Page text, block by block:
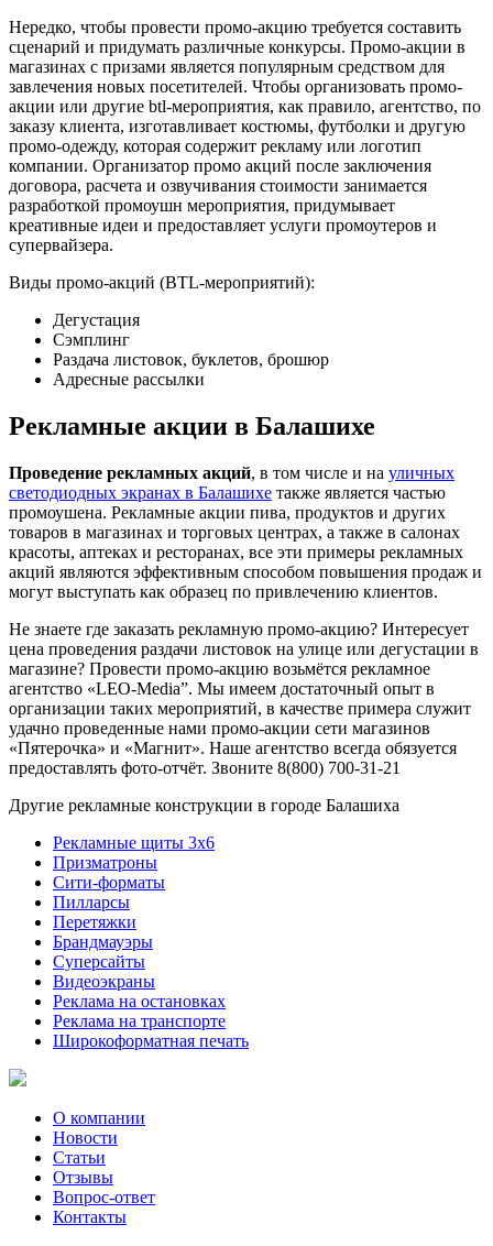
Нередко, чтобы провести промо-акцию требуется составить
сценарий и придумать различные конкурсы. Промо-акции в
магазинах с призами является популярным средством для
завлечения новых посетителей. Чтобы организовать промо-
акции или другие btl-мероприятия, как правило, агентство, по
заказу клиента, изготавливает костюмы, футболки и другую
промо-одежду, которая содержит рекламу или логотип
компании. Организатор промо акций после заключения
договора, расчета и озвучивания стоимости занимается
разработкой промоушн мероприятия, придумывает
креативные идеи и предоставляет услуги промоутеров и
супервайзера.
Виды промо-акций (BTL-мероприятий):
Дегустация
Сэмплинг
Раздача листовок, буклетов, брошюр
Адресные рассылки
Рекламные акции в Балашихе
Проведение рекламных акций, в том числе и на уличных
светодиодных экранах в Балашихе также является частью
промоушена. Рекламные акции пива, продуктов и других
товаров в магазинах и торговых центрах, а также в салонах
красоты, аптеках и ресторанах, все эти примеры рекламных
акций являются эффективным способом повышения продаж и
могут выступать как образец по привлечению клиентов.
Не знаете где заказать рекламную промо-акцию? Интересует
цена проведения раздачи листовок на улице или дегустации в
магазине? Провести промо-акцию возьмётся рекламное
агентство «LEO-Media”. Мы имеем достаточный опыт в
организации таких мероприятий, в качестве примера служит
удачно проведенные нами промо-акции сети магазинов
«Пятерочка» и «Магнит». Наше агентство всегда обязуется
предоставлять фото-отчёт. Звоните 8(800) 700-31-21
Другие рекламные конструкции в городе Балашиха
Рекламные щиты 3х6
Призматроны
Сити-форматы
Пилларсы
Перетяжки
Брандмауэры
Суперсайты
Видеоэкраны
Реклама на остановках
Реклама на транспорте
Широкоформатная печать
О компании
Новости
Статьи
Отзывы
Вопрос-ответ
Контакты